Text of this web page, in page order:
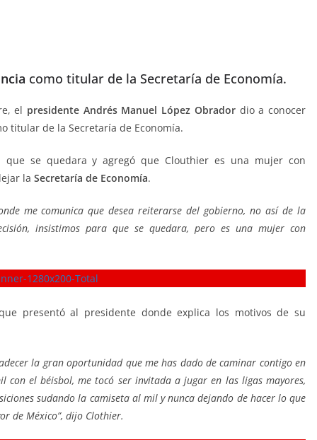
como titular de la Secretaría de Economía.
el presidente Andrés Manuel López Obradordio a conocer
titular de la Secretaría de Economía.
que se quedara y agregó que Clouthier es una mujer con
la Secretaría de Economía.
me comunica que desea reiterarse del gobierno, no así de la
insistimos para que se quedara, pero es una mujer con
presentó al presidente donde explica los motivos de su
la gran oportunidad que me has dado de caminar contigo en
con el béisbol, me tocó ser invitada a jugar en las ligas mayores,
sudando la camiseta al mil y nunca dejando de hacer lo que
de México”, dijo Clothier.